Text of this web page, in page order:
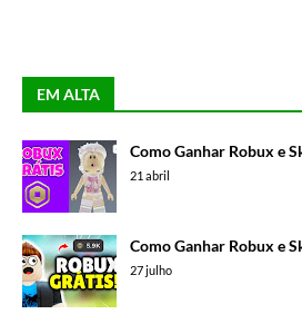
EM ALTA
Como Ganhar Robux e
21 abril
Como Ganhar Robux e
27 julho